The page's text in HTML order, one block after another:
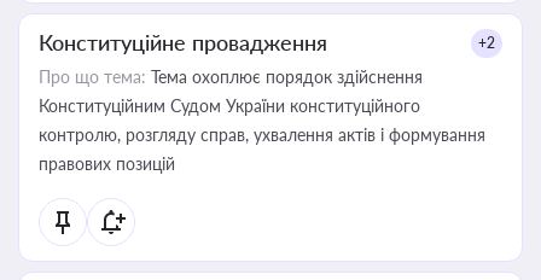
Конституційне провадження +2
Про що тема: Тема охоплює порядок здійснення
Конституційним Судом України конституційного
контролю, розгляду справ, ухвалення актів і формування
правових позицій